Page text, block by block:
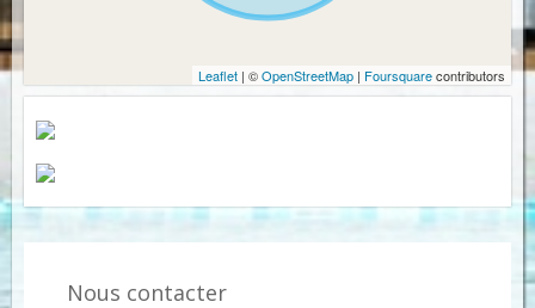
Leaflet | ©OpenStreetMap | Foursquarecontributors
Nous contacter